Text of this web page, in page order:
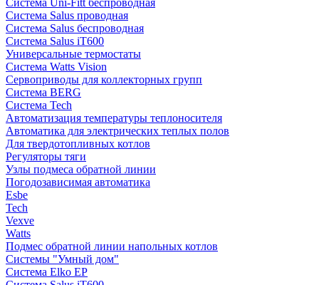
Система Salus проводная
Система Salus беспроводная
Система Salus iT600
Универсальные термостаты
Система Watts Vision
Сервоприводы для коллекторных групп
Система BERG
Система Tech
Автоматизация температуры теплоносителя
Автоматика для электрических теплых полов
Для твердотопливных котлов
Регуляторы тяги
Узлы подмеса обратной линии
Погодозависимая автоматика
Esbe
Tech
Vexve
Watts
Подмес обратной линии напольных котлов
Системы "Умный дом"
Система Elko EP